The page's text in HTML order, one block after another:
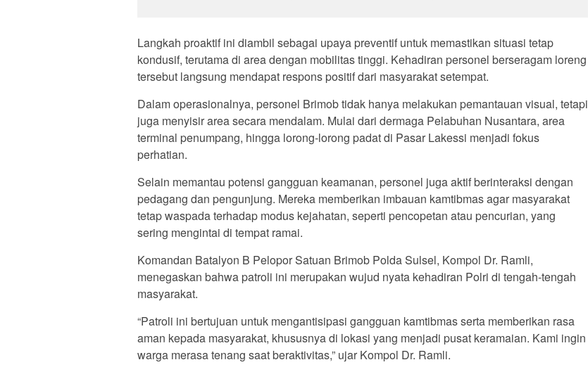
Langkah proaktif ini diambil sebagai upaya preventif untuk memastikan situasi tetap
kondusif, terutama di area dengan mobilitas tinggi. Kehadiran personel berseragam loreng
tersebut langsung mendapat respons positif dari masyarakat setempat.
Dalam operasionalnya, personel Brimob tidak hanya melakukan pemantauan visual, tetapi
juga menyisir area secara mendalam. Mulai dari dermaga Pelabuhan Nusantara, area
terminal penumpang, hingga lorong-lorong padat di Pasar Lakessi menjadi fokus
perhatian.
Selain memantau potensi gangguan keamanan, personel juga aktif berinteraksi dengan
pedagang dan pengunjung. Mereka memberikan imbauan kamtibmas agar masyarakat
tetap waspada terhadap modus kejahatan, seperti pencopetan atau pencurian, yang
sering mengintai di tempat ramai.
Komandan Batalyon B Pelopor Satuan Brimob Polda Sulsel, Kompol Dr. Ramli,
menegaskan bahwa patroli ini merupakan wujud nyata kehadiran Polri di tengah-tengah
masyarakat.
“Patroli ini bertujuan untuk mengantisipasi gangguan kamtibmas serta memberikan rasa
aman kepada masyarakat, khususnya di lokasi yang menjadi pusat keramaian. Kami ingin
warga merasa tenang saat beraktivitas,” ujar Kompol Dr. Ramli.